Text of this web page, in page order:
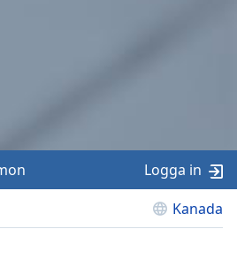
Kanada
Logga in